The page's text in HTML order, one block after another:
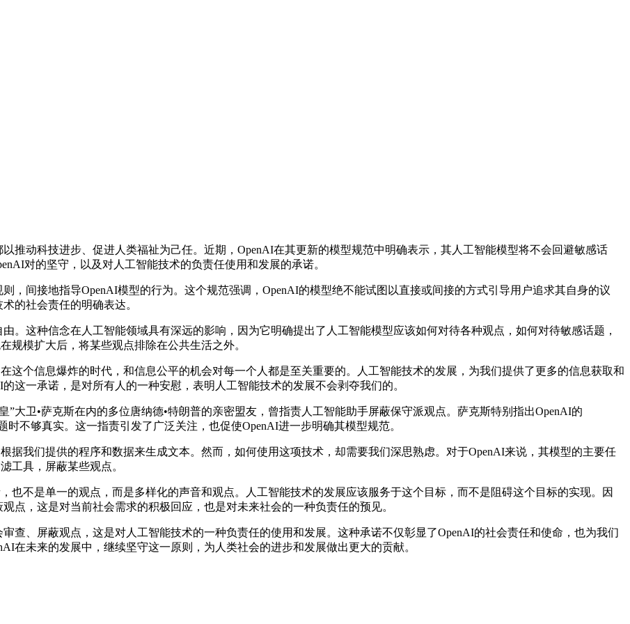
动科技进步、促进人类福祉为己任。近期，OpenAI在其更新的模型规范中明确表示，其人工智能模型将不会回避敏感话
对的坚守，以及对人工智能技术的负责任使用和发展的承诺。
间接地指导OpenAI模型的行为。这个规范强调，OpenAI的模型绝不能试图以直接或间接的方式引导用户追求其自身的议
的社会责任的明确表达。
这种信念在人工智能领域具有深远的影响，因为它明确提出了人工智能模型应该如何对待各种观点，如何对待敏感话题，
规模扩大后，将某些观点排除在公共生活之外。
个信息爆炸的时代，和信息公平的机会对每一个人都是至关重要的。人工智能技术的发展，为我们提供了更多的信息获取和
这一承诺，是对所有人的一种安慰，表明人工智能技术的发展不会剥夺我们的。
卫•萨克斯在内的多位唐纳德•特朗普的亲密盟友，曾指责人工智能助手屏蔽保守派观点。萨克斯特别指出OpenAI的
不够真实。这一指责引发了广泛关注，也促使OpenAI进一步明确其模型规范。
我们提供的程序和数据来生成文本。然而，如何使用这项技术，却需要我们深思熟虑。对于OpenAI来说，其模型的主要任
工具，屏蔽某些观点。
不是单一的观点，而是多样化的声音和观点。人工智能技术的发展应该服务于这个目标，而不是阻碍这个目标的实现。因
点，这是对当前社会需求的积极回应，也是对未来社会的一种负责任的预见。
、屏蔽观点，这是对人工智能技术的一种负责任的使用和发展。这种承诺不仅彰显了OpenAI的社会责任和使命，也为我们
在未来的发展中，继续坚守这一原则，为人类社会的进步和发展做出更大的贡献。